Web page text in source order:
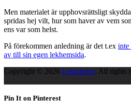
Men materialet är upphovsrättsligt
spridas hej vilt, hur som haver av vem
ens var som helst.
På förekommen anledning är det t.ex inte
av till sin egen lekhemsida.
Copyright © 2026 Lekarkivet. All rights
Pin It on Pinterest